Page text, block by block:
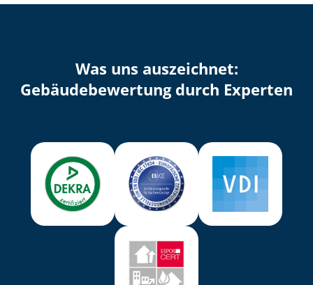
Was uns auszeichnet:
Ge­bäu­de­be­wer­tung durch Experten